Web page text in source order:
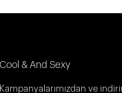
Cool & And Sexy
Kampanyalarımızdan ve